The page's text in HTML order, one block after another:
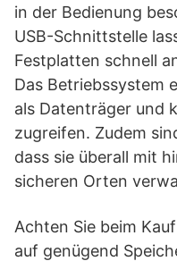
in der Bedienung
USB-Schnittstelle
Festplatten schnell
Das Betriebssystem
als Datenträger und
zugreifen. Zudem
dass sie überall mit
sicheren Orten
Achten Sie beim
auf genügend